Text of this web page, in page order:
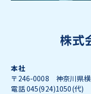
本社
〒246-0008 神奈川県横
電話 045(924)1050(代)